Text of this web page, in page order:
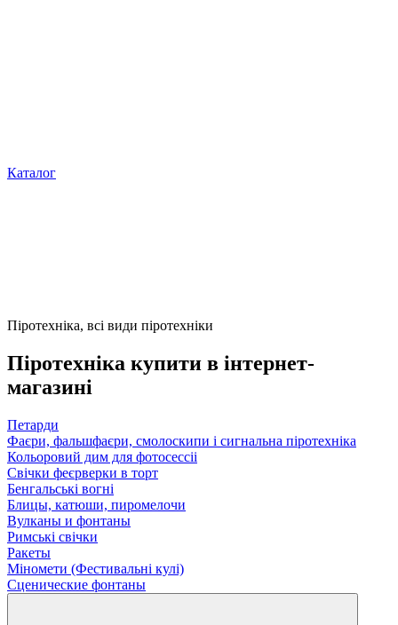
Каталог
Піротехніка, всі види піротехніки
Піротехніка купити в інтернет-
магазині
Петарди
Фаєри, фальшфаєри, смолоскипи і сигнальна піротехніка
Кольоровий дим для фотосессіі
Свічки феєрверки в торт
Бенгальські вогні
Блицы, катюши, пиромелочи
Вулканы и фонтаны
Римські свічки
Ракеты
Міномети (Фестивальні кулі)
Сценические фонтаны